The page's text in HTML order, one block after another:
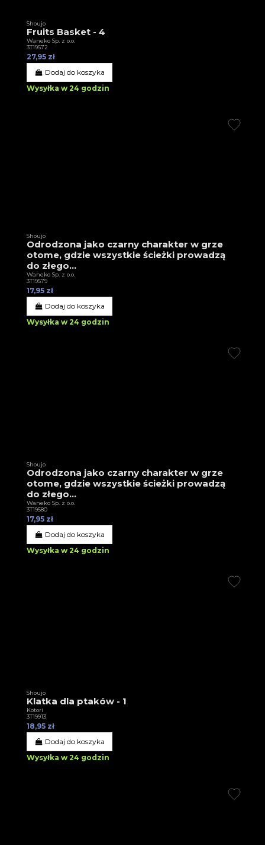
Shoujo
Fruits Basket - 4
Waneko Sp. z o.o.
3T19572
27,95 zł
Dodaj do koszyka
Wysyłka w 24 godzin
Shoujo
Odrodzona jako czarny charakter w grze
otome, gdzie wszystkie ścieżki prowadzą
do złego...
Waneko Sp. z o.o.
3T19579
17,95 zł
Dodaj do koszyka
Wysyłka w 24 godzin
Shoujo
Odrodzona jako czarny charakter w grze
otome, gdzie wszystkie ścieżki prowadzą
do złego...
Waneko Sp. z o.o.
3T19580
17,95 zł
Dodaj do koszyka
Wysyłka w 24 godzin
Shoujo
Klatka dla ptaków - 1
Kotori
3T19913
18,95 zł
Dodaj do koszyka
Wysyłka w 24 godzin